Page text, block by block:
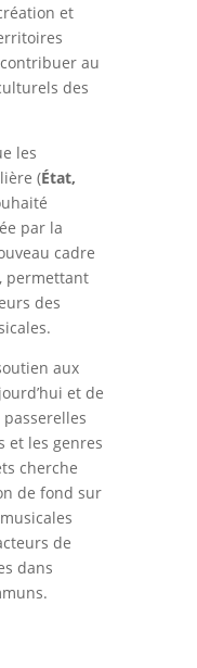
et
au
des
les
(État,
par la
cadre
permettant
des
aux
et de
et les genres
cherche
de fond sur
de
dans